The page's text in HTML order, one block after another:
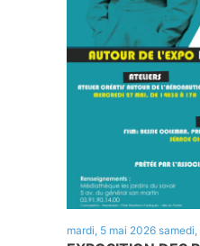
mardi, 5 mai 2026